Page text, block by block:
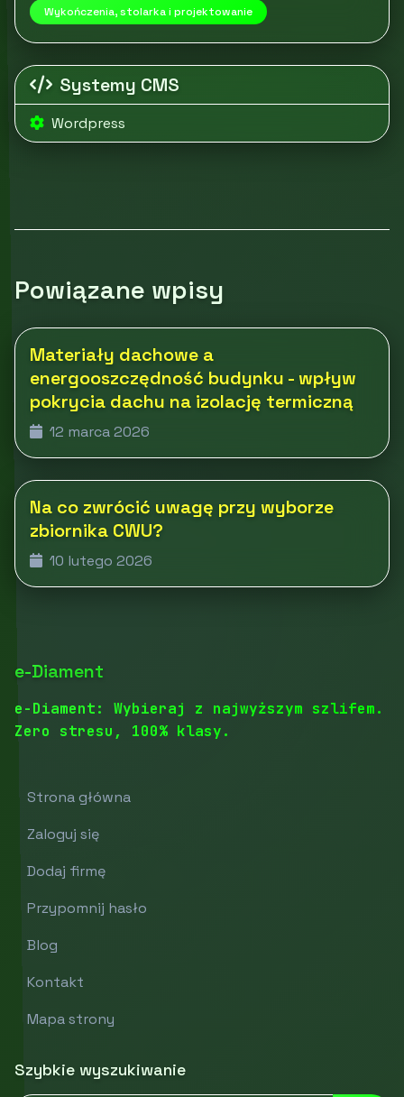
Wykończenia, stolarka i projektowanie
Systemy CMS
Wordpress
Powiązane wpisy
Materiały dachowe a
energooszczędność budynku - wpływ
pokrycia dachu na izolację termiczną
12 marca 2026
Na co zwrócić uwagę przy wyborze
zbiornika CWU?
10 lutego 2026
e-Diament
e-Diament: Wybieraj z najwyższym szlifem.
Zero stresu, 100% klasy.
Strona główna
Zaloguj się
Dodaj firmę
Przypomnij hasło
Blog
Kontakt
Mapa strony
Szybkie wyszukiwanie